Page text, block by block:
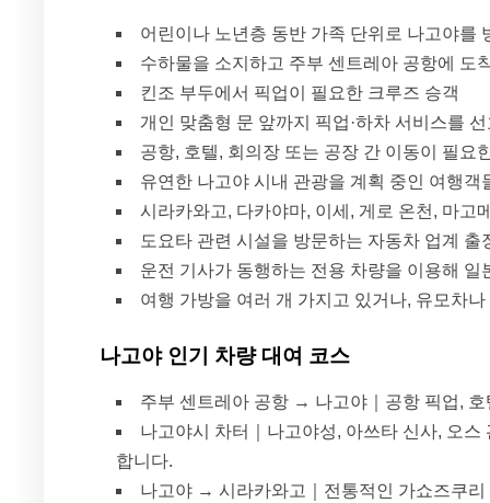
어린이나 노년층 동반 가족 단위로 나고야를
수하물을 소지하고 주부 센트레아 공항에 도
킨조 부두에서 픽업이 필요한 크루즈 승객
개인 맞춤형 문 앞까지 픽업·하차 서비스를
공항, 호텔, 회의장 또는 공장 간 이동이 필요
유연한 나고야 시내 관광을 계획 중인 여행객
시라카와고, 다카야마, 이세, 게로 온천, 마고
도요타 관련 시설을 방문하는 자동차 업계 출
운전 기사가 동행하는 전용 차량을 이용해
여행 가방을 여러 개 가지고 있거나, 유모차
나고야 인기 차량 대여 코스
주부 센트레아 공항 → 나고야｜공항 픽업,
나고야시 차터｜나고야성, 아쓰타 신사, 오
합니다.
나고야 → 시라카와고｜전통적인 가쇼즈쿠